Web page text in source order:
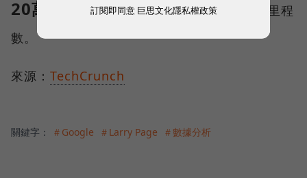
20萬
**：**Google公司自動駕駛車輛行駛里程
數。
來源： TechCrunch
關鍵字： ＃Google ＃Larry Page ＃數據分析
訂閱即同意 巨思文化隱私權政策